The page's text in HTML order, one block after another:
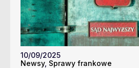
10/09/2025
Newsy, Sprawy frankowe